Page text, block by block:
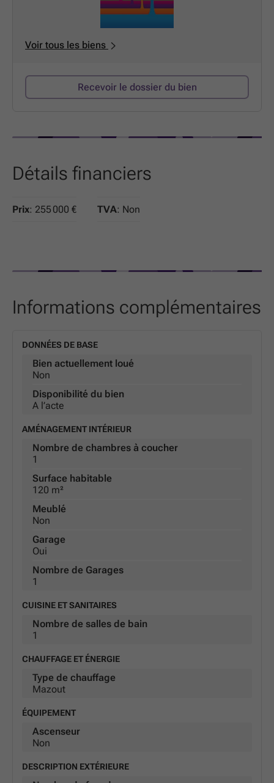
Caractéristiques techniques PEB : D Châssis en PVC
écoles, transports et principaux axes routiers Une villa
potentiel d’évolution, idéale pour un couple, une petite
famille ou toute personne recherchant un cadre de vie
Voir tous les biens
Recevoir le dossier du bien
Détails financiers
Prix: 255 000 € TVA: Non
Informations complémentaires
DONNÉES DE BASE
Bien actuellement loué
Non
Disponibilité du bien
A l’acte
AMÉNAGEMENT INTÉRIEUR
Nombre de chambres à coucher
1
Surface habitable
120 m²
Meublé
Non
Garage
Oui
Nombre de Garages
1
CUISINE ET SANITAIRES
Nombre de salles de bain
1
CHAUFFAGE ET ÉNERGIE
Type de chauffage
Mazout
ÉQUIPEMENT
Ascenseur
Non
DESCRIPTION EXTÉRIEURE